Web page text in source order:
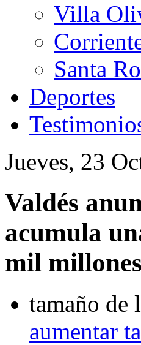
Villa
Santa
Deportes
Jueves, 23
Valdés
acumula
mil millones
tamaño de
aumentar